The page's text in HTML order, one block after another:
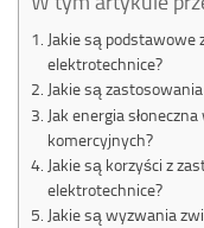
Jakie są podstawowe
elektrotechnice?
Jakie są
Jak energia
komercyjnych?
Jakie są korzyści z
elektrotechnice?
Jakie są wyzwania